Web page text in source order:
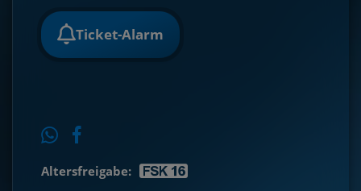
Ticket-Alarm
Altersfreigabe: